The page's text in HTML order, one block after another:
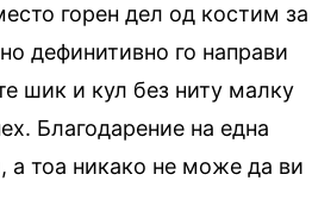
горен дел од костим за
дефинитивно го направи
шик и кул без ниту малку
Благодарение на една
а тоа никако не може да ви